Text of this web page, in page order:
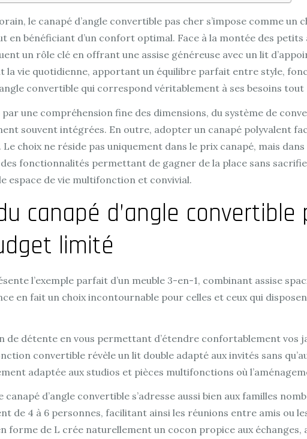
le canapé d’angle convertible pas cher s’impose comme
en bénéficiant d’un confort optimal. Face à la montée des
un rôle clé en offrant une assise généreuse avec un lit
la vie quotidienne, apportant un équilibre parfait entre style,
convertible qui correspond véritablement à ses besoins tout
une compréhension fine des dimensions, du système de
souvent intégrées. En outre, adopter un canapé polyvalent
Le choix ne réside pas uniquement dans le prix canapé, mais
fonctionnalités permettant de gagner de la place sans
espace de vie multifonction et convivial.
canapé d’angle
limité
l’exemple parfait d’un meuble 3-en-1, combinant assise
en fait un choix incontournable pour celles et ceux qui
de détente en vous permettant d’étendre confortablement vos
convertible révèle un lit double adapté aux invités sans
adaptée aux studios et pièces multifonctions où
d’angle convertible s’adresse aussi bien aux familles
de 4 à 6 personnes, facilitant ainsi les réunions entre amis ou
forme de L crée naturellement un cocon propice aux